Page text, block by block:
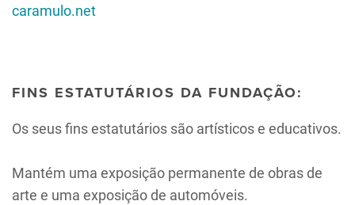
caramulo.net
FINS ESTATUTÁRIOS DA FUNDAÇÃO:
Os seus fins estatutários são artísticos e educativos.
Mantém uma exposição permanente de obras de
arte e uma exposição de automóveis.